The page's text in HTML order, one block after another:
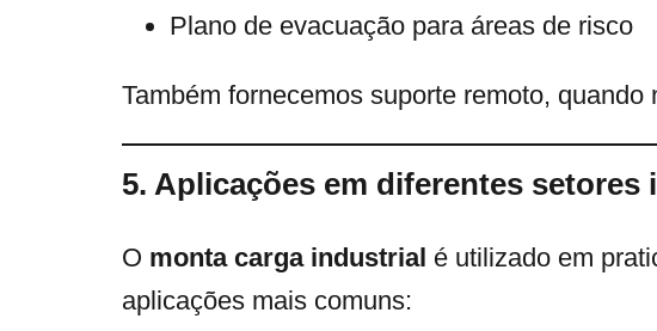
Plano de evacuação para áreas de risco
Também fornecemos suporte remoto,
5. Aplicações em diferentes setores
O monta carga industrial é utilizado em
aplicações mais comuns: